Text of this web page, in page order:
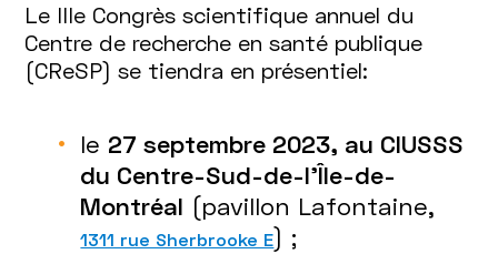
Le IIIe Congrès scientifique annuel du
Centre de recherche en santé publique
(CReSP) se tiendra en présentiel:
le 27 septembre 2023, au CIUSSS
du Centre-Sud-de-l’Île-de-
Montréal (pavillon Lafontaine,
1311 rue Sherbrooke E) ;